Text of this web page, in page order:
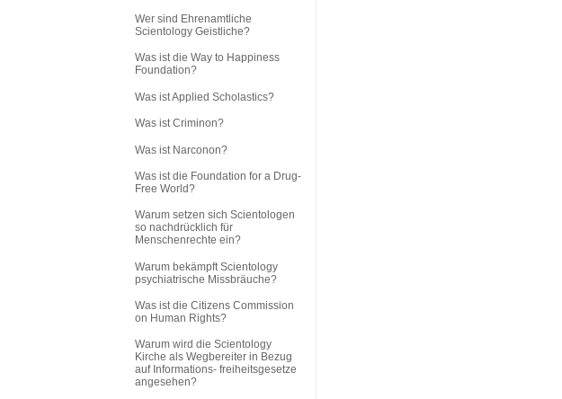
Wer sind Ehrenamtliche
Scientology Geistliche?
Was ist die Way to Happiness
Foundation?
Was ist Applied Scholastics?
Was ist Criminon?
Was ist Narconon?
Was ist die Foundation for a Drug-
Free World?
Warum setzen sich Scientologen
so nachdrücklich für
Menschenrechte ein?
Warum bekämpft Scientology
psychiatrische Missbräuche?
Was ist die Citizens Commission
on Human Rights?
Warum wird die Scientology
Kirche als Wegbereiter in Bezug
auf Informations- freiheitsgesetze
angesehen?